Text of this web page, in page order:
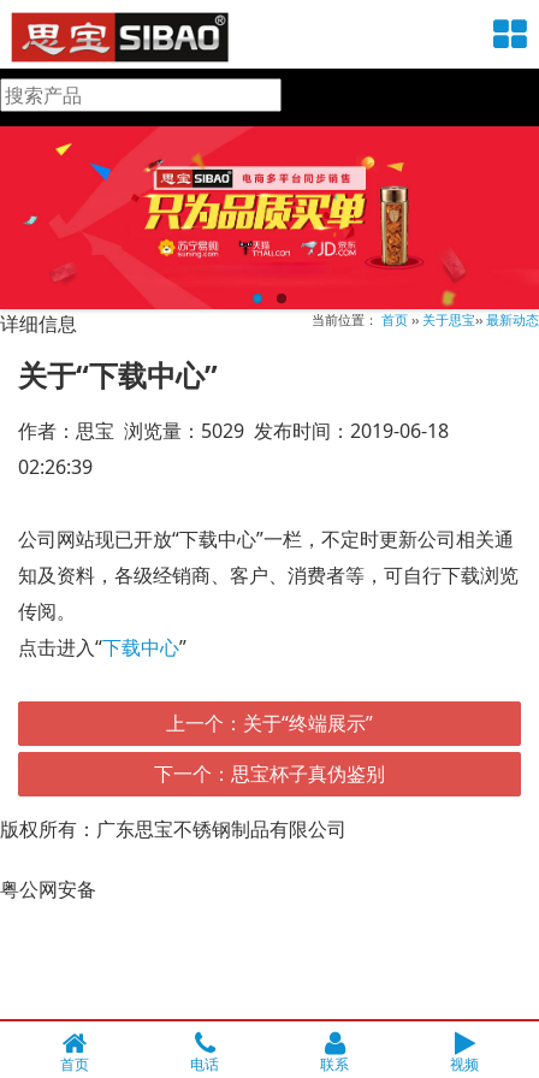
详细信息 当前位置： 首页 ›› 关于思宝›› 最新动态
关于“下载中心”
作者：思宝 浏览量：5029 发布时间：2019-06-18
02:26:39
公司网站现已开放“下载中心”一栏，不定时更新公司相关通
知及资料，各级经销商、客户、消费者等，可自行下载浏览
传阅。
点击进入“下载中心”
上一个：关于“终端展示”
下一个：思宝杯子真伪鉴别
版权所有：广东思宝不锈钢制品有限公司
粤公网安备
首页 电话 联系 视频